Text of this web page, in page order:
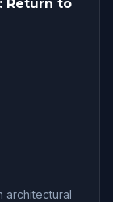
Return to
architectural